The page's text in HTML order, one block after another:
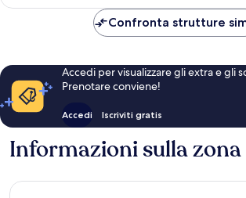
Confronta strutture
Accedi per visualizzare gli extra e gli
Prenotare conviene!
Accedi Iscriviti gratis
Informazioni sulla zona